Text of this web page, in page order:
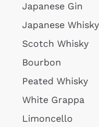
Japanese Gin
Japanese Whisky
Scotch Whisky
Bourbon
Peated Whisky
White Grappa
Limoncello